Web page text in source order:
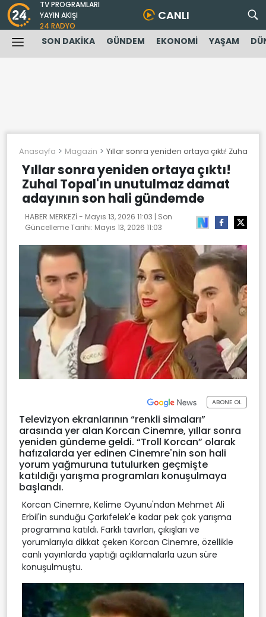
TV PROGRAMLARI
YAYIN AKIŞI
24 RADYO
CANLI
SON DAKİKA GÜNDEM EKONOMİ YAŞAM
Anasayfa Magazin Yıllar sonra yeniden ortaya çıktı! Zuhal
Yıllar sonra yeniden ortaya çıktı!
Zuhal Topal'ın unutulmaz damat
adayının son hali gündemde
HABER MERKEZİ - Mayıs 13, 2026 11:03 | Son
Güncelleme Tarihi: Mayıs 13, 2026 11:03
ABONE OL
Televizyon ekranlarının “renkli simaları”
arasında yer alan Korcan Cinemre, yıllar sonra
yeniden gündeme geldi. “Troll Korcan” olarak
hafızalarda yer edinen Cinemre'nin son hali
yorum yağmuruna tutulurken geçmişte
katıldığı yarışma programları konuşulmaya
başlandı.
Korcan Cinemre, Kelime Oyunu'ndan Mehmet Ali
Erbil'in sunduğu Çarkıfelek'e kadar pek çok yarışma
programına katıldı. Farklı tavırları, çıkışları ve
yorumlarıyla dikkat çeken Korcan Cinemre, özellikle
canlı yayınlarda yaptığı açıklamalarla uzun süre
konuşulmuştu.